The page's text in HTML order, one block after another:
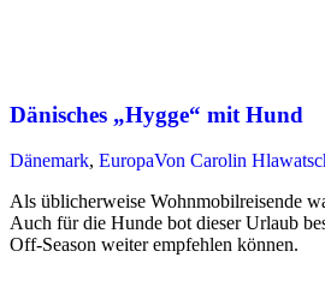
Dänisches „Hygge“ mit Hund
Dänemark, EuropaVon Carolin
Als üblicherweise Wohnmobilreisende
Auch für die Hunde bot dieser Urlaub
Off-Season weiter empfehlen können.